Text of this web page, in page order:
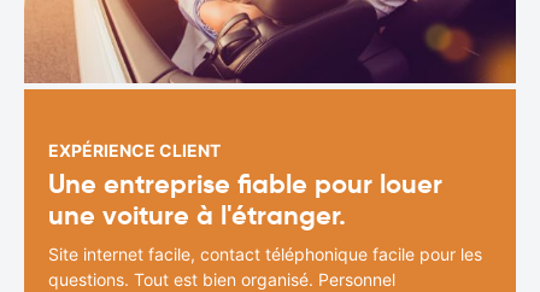
EXPÉRIENCE CLIENT
Une entreprise fiable pour louer
une voiture à l'étranger.
Site internet facile, contact téléphonique facile pour les
questions. Tout est bien organisé. Personnel